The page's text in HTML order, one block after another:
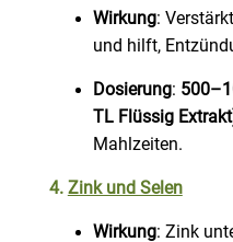
Wirkung:
und hilft,
Dosierung:
TL Flüssig
Mahlzeiten.
4. Zink und Selen
Wirkung: Zink